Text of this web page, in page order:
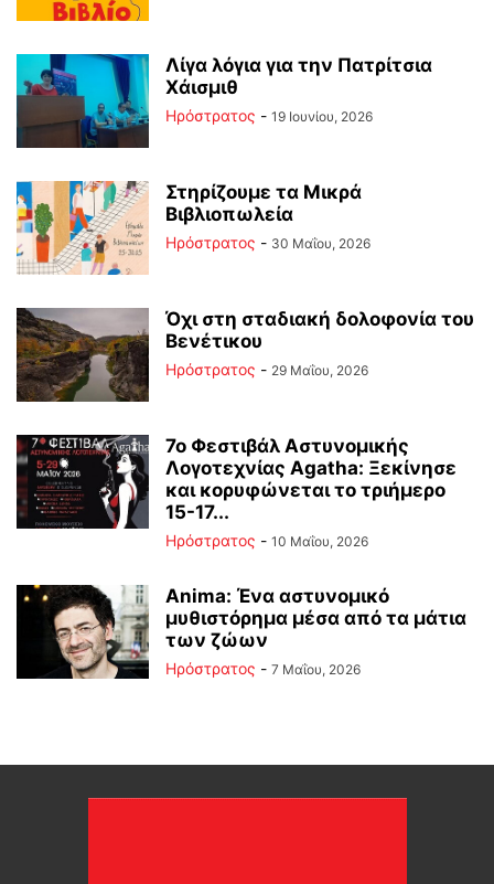
Λίγα λόγια για την Πατρίτσια
Χάισμιθ
Ηρόστρατος - 19 Ιουνίου, 2026
Στηρίζουμε τα Μικρά
Βιβλιοπωλεία
Ηρόστρατος - 30 Μαΐου, 2026
Όχι στη σταδιακή δολοφονία του
Βενέτικου
Ηρόστρατος - 29 Μαΐου, 2026
7ο Φεστιβάλ Αστυνομικής
Λογοτεχνίας Agatha: Ξεκίνησε
και κορυφώνεται το τριήμερο
15-17...
Ηρόστρατος - 10 Μαΐου, 2026
Anima: Ένα αστυνομικό
μυθιστόρημα μέσα από τα μάτια
των ζώων
Ηρόστρατος - 7 Μαΐου, 2026